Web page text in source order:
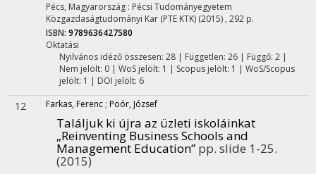
Pécs, Magyarország : Pécsi Tudományegyetem
Közgazdaságtudományi Kar (PTE KTK) (2015) , 292 p.
ISBN: 9789636427580
Oktatási
Nyilvános idéző összesen: 28| Független: 26 | Függő: 2 |
Nem jelölt: 0 | WoS jelölt: 1 | Scopus jelölt: 1 | WoS/Scopus
jelölt: 1 | DOI jelölt: 6
12 Farkas, Ferenc ; Poór, József
Találjuk ki újra az üzleti iskoláinkat
„Reinventing Business Schools and
Management Education” pp. slide 1-25.
(2015)